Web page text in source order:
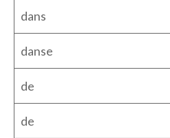
dans
danse
de
de